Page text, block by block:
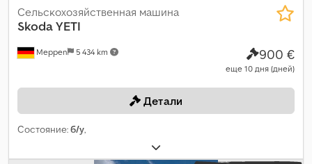
Meppen 5 434 km
Сельскохозяйственная машина
SkodaYETI
900 €
еще 10 дня (дней)
Детали
Состояние:б/у,